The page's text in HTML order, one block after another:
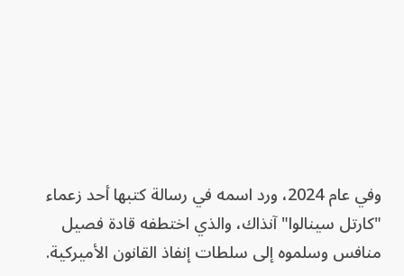
وفي عام 2024، ورد اسمه في رسالة كتبها أحد زعماء
"كارتل سينالوا" آنذاك، والذي اختطفه قادة فصيل
منافس وسلموه إلى سلطات إنفاذ القانون الأميركية.